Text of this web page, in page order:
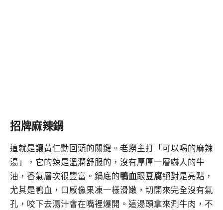
招牌麻辣鍋
這就是讓黃仁勳回頭的關鍵。老撈主打「可以喝的麻辣
湯」，它的辣是溫潤舒服的，沒有厚厚一層嚇人的牛
油，香氣層次很豐富。鍋底的鴨血跟豆腐絕對是亮點，
尤其是鴨血，口感像果凍一樣滑嫩，切開來完全沒有氣
孔，咬下去湯汁會在嘴裡爆開。這湯頭拿來涮牛肉，不